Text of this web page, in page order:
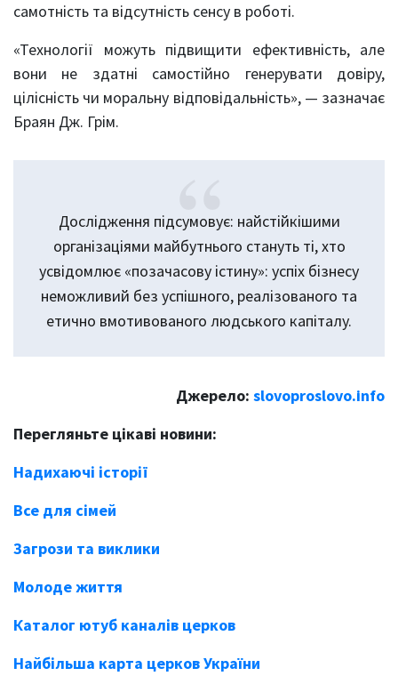
самотність та відсутність сенсу в роботі.
«Технології можуть підвищити ефективність, але
вони не здатні самостійно генерувати довіру,
цілісність чи моральну відповідальність», — зазначає
Браян Дж. Грім.
Дослідження підсумовує: найстійкішими
організаціями майбутнього стануть ті, хто
усвідомлює «позачасову істину»: успіх бізнесу
неможливий без успішного, реалізованого та
етично вмотивованого людського капіталу.
Джерело: slovoproslovo.info
Перегляньте цікаві новини:
Надихаючі історії
Все для сімей
Загрози та виклики
Молоде життя
Каталог ютуб каналів церков
Найбільша карта церков України